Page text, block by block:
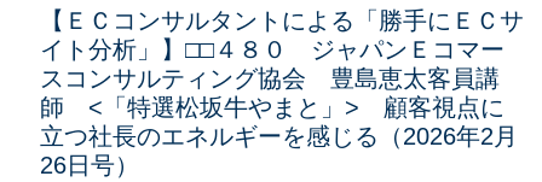
【ＥＣコンサルタントによる「勝手にＥＣサ
イト分析」】□□４８０ ジャパンＥコマー
スコンサルティング協会 豊島恵太客員講
師 <「特選松坂牛やまと」> 顧客視点に
立つ社長のエネルギーを感じる（2026年2月
26日号）